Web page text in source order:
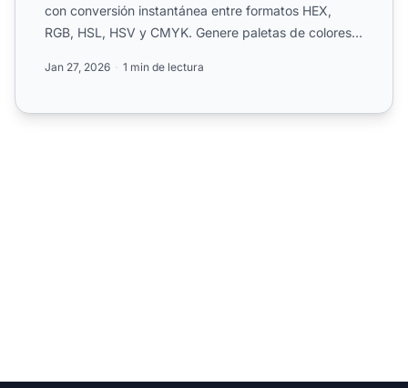
con conversión instantánea entre formatos HEX,
RGB, HSL, HSV y CMYK. Genere paletas de colores,
Jan 27, 2026 1 min de lectura